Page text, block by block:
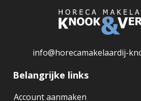
info@horecamakelaardij-
Belangrijke links
Account aanmaken